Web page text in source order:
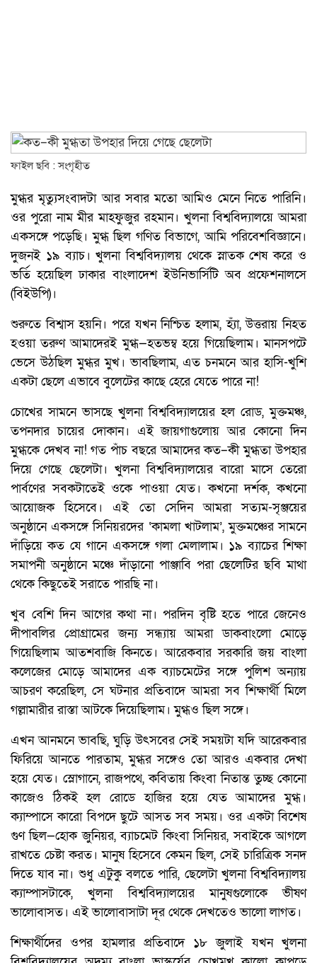
ফাইল ছবি : সংগৃহীত
মুগ্ধর মৃত্যুসংবাদটা আর সবার মতো আমিও মেনে নিতে পারিনি।
ওর পুরো নাম মীর মাহফুজুর রহমান। খুলনা বিশ্ববিদ্যালয়ে আমরা
একসঙ্গে পড়েছি। মুগ্ধ ছিল গণিত বিভাগে, আমি পরিবেশবিজ্ঞানে।
দুজনই ১৯ ব্যাচ। খুলনা বিশ্ববিদ্যালয় থেকে স্নাতক শেষ করে ও
ভর্তি হয়েছিল ঢাকার বাংলাদেশ ইউনিভার্সিটি অব প্রফেশনালসে
(বিইউপি)।
শুরুতে বিশ্বাস হয়নি। পরে যখন নিশ্চিত হলাম, হ্যাঁ, উত্তরায় নিহত
হওয়া তরুণ আমাদেরই মুগ্ধ—হতভম্ব হয়ে গিয়েছিলাম। মানসপটে
ভেসে উঠছিল মুগ্ধর মুখ। ভাবছিলাম, এত চনমনে আর হাসি-খুশি
একটা ছেলে এভাবে বুলেটের কাছে হেরে যেতে পারে না!
চোখের সামনে ভাসছে খুলনা বিশ্ববিদ্যালয়ের হল রোড, মুক্তমঞ্চ,
তপনদার চায়ের দোকান। এই জায়গাগুলোয় আর কোনো দিন
মুগ্ধকে দেখব না! গত পাঁচ বছরে আমাদের কত–কী মুগ্ধতা উপহার
দিয়ে গেছে ছেলেটা। খুলনা বিশ্ববিদ্যালয়ের বারো মাসে তেরো
পার্বণের সবকটাতেই ওকে পাওয়া যেত। কখনো দর্শক, কখনো
আয়োজক হিসেবে। এই তো সেদিন আমরা সত্যম-সৃঞ্জয়ের
অনুষ্ঠানে একসঙ্গে সিনিয়রদের ‘কামলা খাটলাম’, মুক্তমঞ্চের সামনে
দাঁড়িয়ে কত যে গানে একসঙ্গে গলা মেলালাম। ১৯ ব্যাচের শিক্ষা
সমাপনী অনুষ্ঠানে মঞ্চে দাঁড়ানো পাঞ্জাবি পরা ছেলেটির ছবি মাথা
থেকে কিছুতেই সরাতে পারছি না।
খুব বেশি দিন আগের কথা না। পরদিন বৃষ্টি হতে পারে জেনেও
দীপাবলির প্রোগ্রামের জন্য সন্ধ্যায় আমরা ডাকবাংলো মোড়ে
গিয়েছিলাম আতশবাজি কিনতে। আরেকবার সরকারি জয় বাংলা
কলেজের মোড়ে আমাদের এক ব্যাচমেটের সঙ্গে পুলিশ অন্যায়
আচরণ করেছিল, সে ঘটনার প্রতিবাদে আমরা সব শিক্ষার্থী মিলে
গল্লামারীর রাস্তা আটকে দিয়েছিলাম। মুগ্ধও ছিল সঙ্গে।
এখন আনমনে ভাবছি, ঘুড়ি উৎসবের সেই সময়টা যদি আরেকবার
ফিরিয়ে আনতে পারতাম, মুগ্ধর সঙ্গেও তো আরও একবার দেখা
হয়ে যেত। স্লোগানে, রাজপথে, কবিতায় কিংবা নিতান্ত তুচ্ছ কোনো
কাজেও ঠিকই হল রোডে হাজির হয়ে যেত আমাদের মুগ্ধ।
ক্যাম্পাসে কারো বিপদে ছুটে আসত সব সময়। ওর একটা বিশেষ
গুণ ছিল—হোক জুনিয়র, ব্যাচমেট কিংবা সিনিয়র, সবাইকে আগলে
রাখতে চেষ্টা করত। মানুষ হিসেবে কেমন ছিল, সেই চারিত্রিক সনদ
দিতে যাব না। শুধু এটুকু বলতে পারি, ছেলেটা খুলনা বিশ্ববিদ্যালয়
ক্যাম্পাসটাকে, খুলনা বিশ্ববিদ্যালয়ের মানুষগুলোকে ভীষণ
ভালোবাসত। এই ভালোবাসাটা দূর থেকে দেখতেও ভালো লাগত।
শিক্ষার্থীদের ওপর হামলার প্রতিবাদে ১৮ জুলাই যখন খুলনা